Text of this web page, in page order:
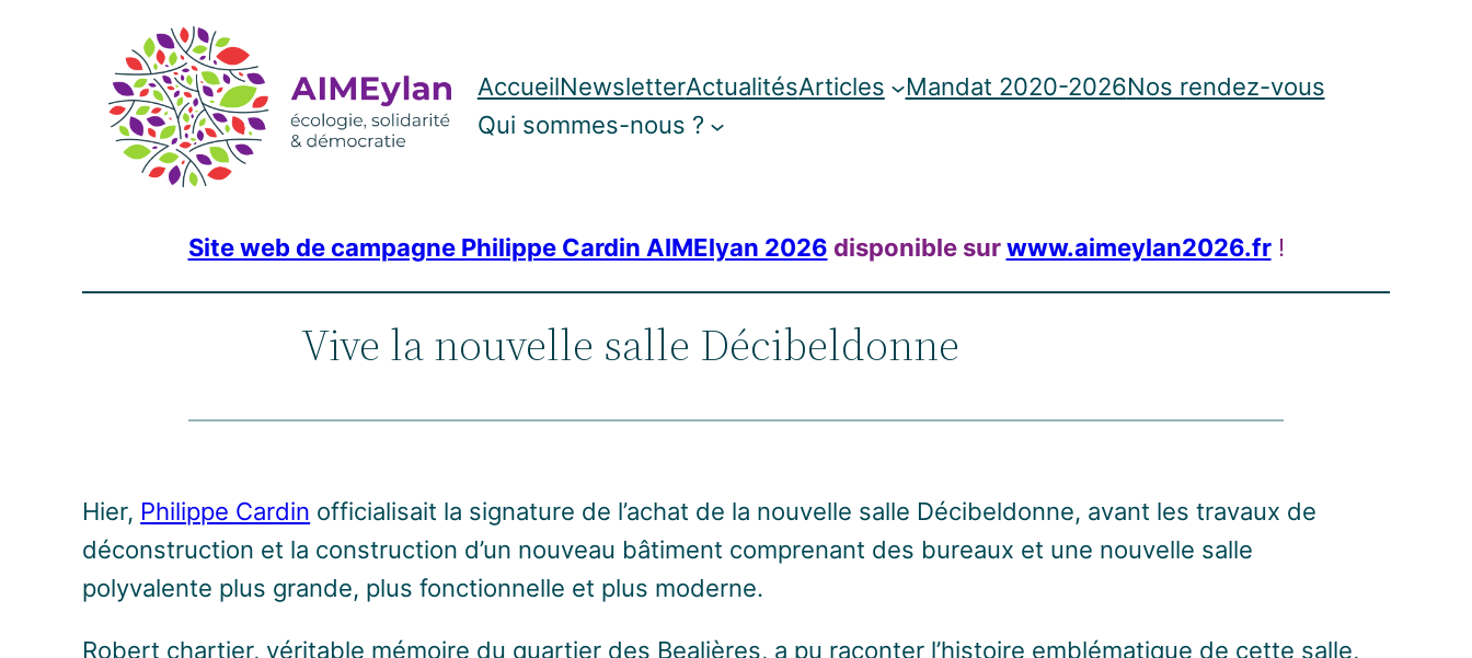
AccueilNewsletterActualitésArticles Mandat 2020-2026Nos rendez-vous
Qui sommes-nous ?
Site web de campagne Philippe Cardin AIMElyan 2026 disponible surwww.aimeylan2026.fr!
Vive la nouvelle salle Décibeldonne
Hier, Philippe Cardin officialisait la signature de l’achat de la nouvelle salle Décibeldonne, avant les travaux de
déconstruction et la construction d’un nouveau bâtiment comprenant des bureaux et une nouvelle salle
polyvalente plus grande, plus fonctionnelle et plus moderne.
Robert chartier, véritable mémoire du quartier des Bealières, a pu raconter l’histoire emblématique de cette salle,